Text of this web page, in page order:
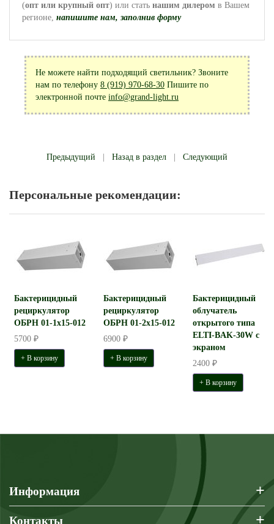
(опт или крупный опт) или стать нашим дилером в Вашем
регионе, напишите нам, заполнив форму
Не можете найти подходящий светильник? Звоните
нам по телефону 8 (919) 970-68-30 Пишите по
электронной почте info@grand-light.ru
Предыдущий Назад в раздел Следующий
Персональные рекомендации:
Бактерицидный
рециркулятор
ОБРН 01-1x15-012
5700 ₽
+ В корзину
Бактерицидный
рециркулятор
ОБРН 01-2x15-012
6900 ₽
+ В корзину
Бактерицидный
облучатель
открытого типа
ELTI-BAK-30W с
экраном
2400 ₽
+ В корзину
Информация +
Контакты +